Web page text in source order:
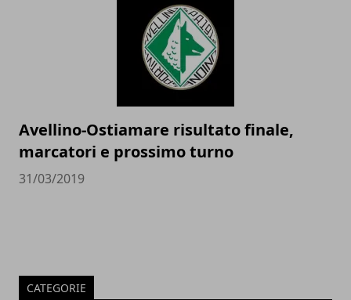
Avellino-Ostiamare risultato finale,
marcatori e prossimo turno
31/03/2019
CATEGORIE